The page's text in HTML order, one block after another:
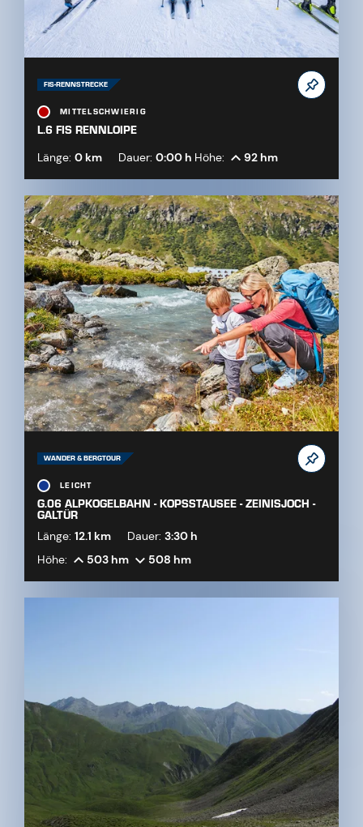
FIS-RENNSTRECKE
MITTELSCHWIERIG
L.6 FIS RENNLOIPE
Länge: 0 km Dauer: 0:00 h Höhe: 92 hm
WANDER & BERGTOUR
LEICHT
G.06 ALPKOGELBAHN - KOPSSTAUSEE - ZEINISJOCH -
GALTÜR
Länge: 12.1 km Dauer: 3:30 h
Höhe:
503 hm 508 hm